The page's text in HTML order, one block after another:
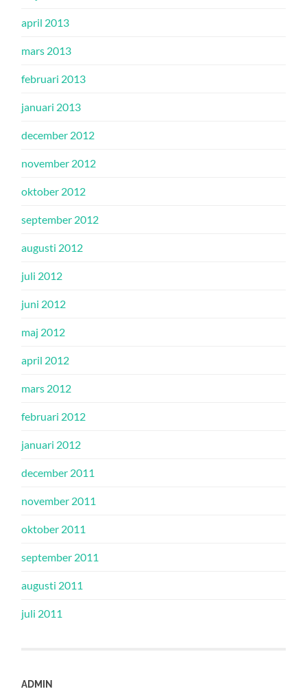
april 2013
mars 2013
februari 2013
januari 2013
december 2012
november 2012
oktober 2012
september 2012
augusti 2012
juli 2012
juni 2012
maj 2012
april 2012
mars 2012
februari 2012
januari 2012
december 2011
november 2011
oktober 2011
september 2011
augusti 2011
juli 2011
ADMIN